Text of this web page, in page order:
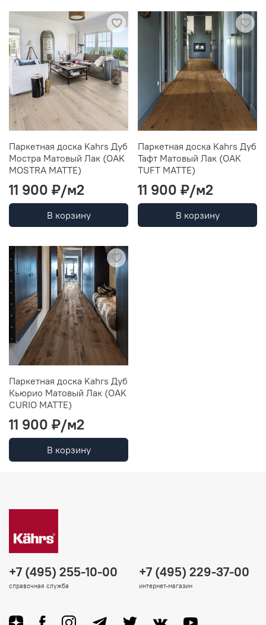
Паркетная доска Kahrs Дуб
Мостра Матовый Лак (OAK
MOSTRA MATTE)
11 900 ₽/м2
В корзину
Паркетная доска Kahrs Дуб
Тафт Матовый Лак (OAK
TUFT MATTE)
11 900 ₽/м2
В корзину
Паркетная доска Kahrs Дуб
Кьюрио Матовый Лак (OAK
CURIO MATTE)
11 900 ₽/м2
В корзину
+7 (495) 255-10-00
справочная служба
+7 (495) 229-37-00
интернет-магазин